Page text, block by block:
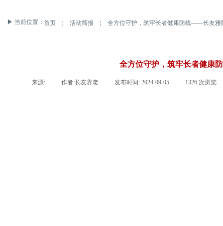
▶ 当前位置：首页 ￤ 活动简报 ￤ 全方位守护，筑牢长者健康防线——长友雅
全方位守护，筑牢长者健康
来源: 作者:长友养老 发布时间: 2024-09-05 1326 次浏览